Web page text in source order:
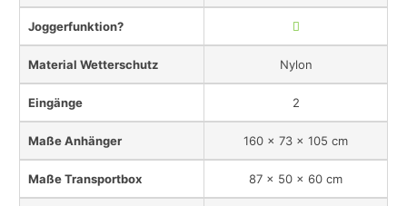
Joggerfunktion?
Material Wetterschutz Nylon
Eingänge 2
Maße Anhänger 160 x 73 x 105 cm
Maße Transportbox 87 x 50 x 60 cm